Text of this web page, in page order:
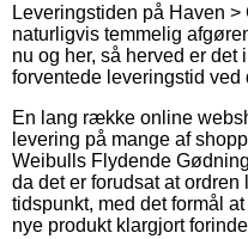
Leveringstiden på Haven
naturligvis temmelig
nu og her, så herved er det
forventede leveringstid ved
En lang række online
levering på mange af
Weibulls Flydende
da det er forudsat at
tidspunkt, med det formål
nye produkt klargjort